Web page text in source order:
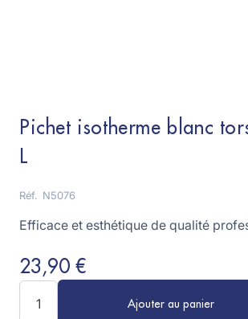
Pichet isotherme blanc
L
Réf. N5076
Efficace et esthétique de qualité
23,90 €
Ajouter au panier